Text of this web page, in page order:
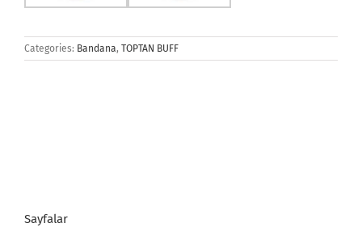
Categories: Bandana, TOPTAN BUFF
Sayfalar